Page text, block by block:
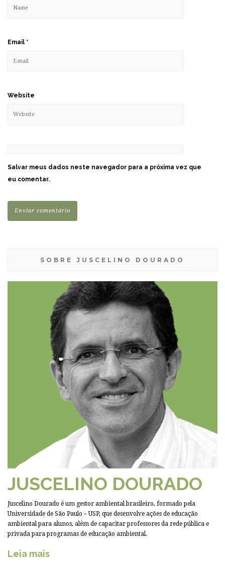
Email *
Website
Salvar meus dados neste navegador para a próxima vez que
eu comentar.
SOBRE JUSCELINO DOURADO
JUSCELINO DOURADO
Juscelino Dourado é um gestor ambiental brasileiro, formado pela
Universidade de São Paulo – USP, que desenvolve ações de educação
ambiental para alunos, além de capacitar professores da rede pública e
privada para programas de educação ambiental.
Leia mais